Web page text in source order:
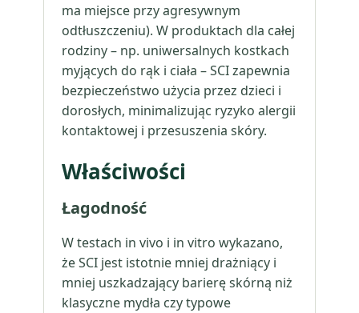
ma miejsce przy agresywnym
odtłuszczeniu). W produktach dla całej
rodziny – np. uniwersalnych kostkach
myjących do rąk i ciała – SCI zapewnia
bezpieczeństwo użycia przez dzieci i
dorosłych, minimalizując ryzyko alergii
kontaktowej i przesuszenia skóry.
Właściwości
Łagodność
W testach in vivo i in vitro wykazano,
że SCI jest istotnie mniej drażniący i
mniej uszkadzający barierę skórną niż
klasyczne mydła czy typowe